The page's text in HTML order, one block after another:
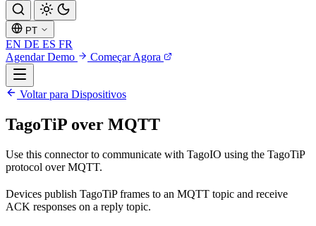
PT
EN DE ES FR
Agendar Demo
Começar Agora
Voltar para Dispositivos
TagoTiP over MQTT
Use this connector to communicate with TagoIO using the TagoTiP
protocol over MQTT.
Devices publish TagoTiP frames to an MQTT topic and receive
ACK responses on a reply topic.